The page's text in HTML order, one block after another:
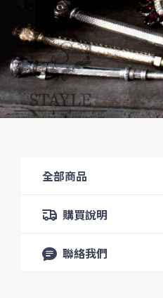
全部商品
購買說明
聯絡我們